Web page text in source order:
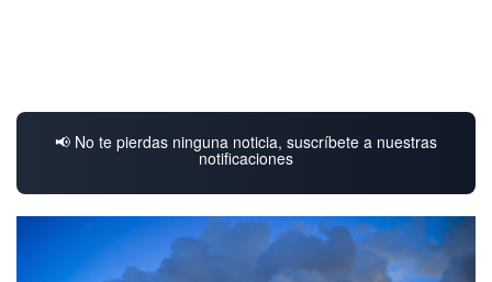
📢 No te pierdas ninguna noticia, suscríbete a nuestras
notificaciones